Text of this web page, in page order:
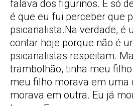
falava dos figurinos. E só
é que eu fui perceber que
psicanalista.Na verdade, é
contar hoje porque não é
psicanalistas respeitam.
trambolhão, tinha meu
meu filho morava em uma
morava em outra. Eu já